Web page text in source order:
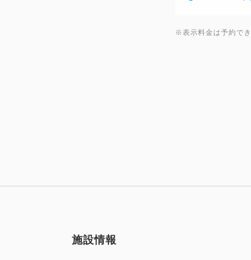
※表示料金は予約で
施設情報